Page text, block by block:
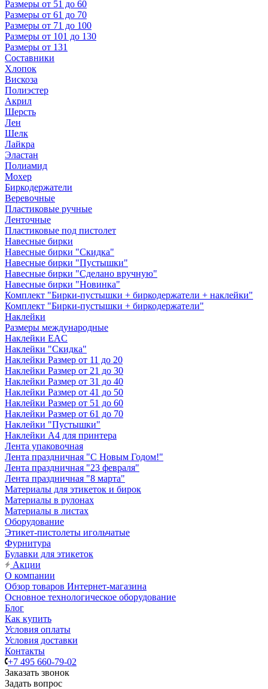
Размеры от 51 до 60
Размеры от 61 до 70
Размеры от 71 до 100
Размеры от 101 до 130
Размеры от 131
Составники
Хлопок
Вискоза
Полиэстер
Акрил
Шерсть
Лен
Шелк
Лайкра
Эластан
Полиамид
Мохер
Биркодержатели
Веревочные
Пластиковые ручные
Ленточные
Пластиковые под пистолет
Навесные бирки
Навесные бирки "Скидка"
Навесные бирки "Пустышки"
Навесные бирки "Сделано вручную"
Навесные бирки "Новинка"
Комплект "Бирки-пустышки + биркодержатели + наклейки"
Комплект "Бирки-пустышки + биркодержатели"
Наклейки
Размеры международные
Наклейки EAC
Наклейки "Скидка"
Наклейки Размер от 11 до 20
Наклейки Размер от 21 до 30
Наклейки Размер от 31 до 40
Наклейки Размер от 41 до 50
Наклейки Размер от 51 до 60
Наклейки Размер от 61 до 70
Наклейки "Пустышки"
Наклейки А4 для принтера
Лента упаковочная
Лента праздничная "С Новым Годом!"
Лента праздничная "23 февраля"
Лента праздничная "8 марта"
Материалы для этикеток и бирок
Материалы в рулонах
Материалы в листах
Оборудование
Этикет-пистолеты игольчатые
Фурнитура
Булавки для этикеток
Акции
О компании
Обзор товаров Интернет-магазина
Основное технологическое оборудование
Блог
Как купить
Условия оплаты
Условия доставки
Контакты
+7 495 660-79-02
Заказать звонок
Задать вопрос